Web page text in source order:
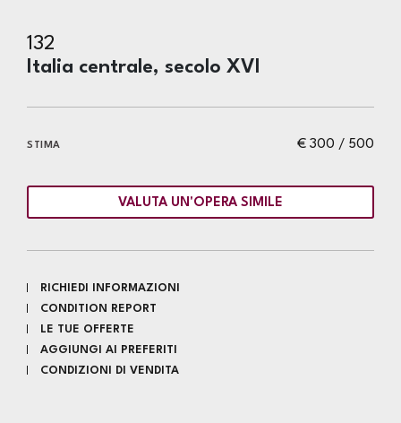
132
Italia centrale, secolo XVI
€ 300 / 500
STIMA
VALUTA UN'OPERA SIMILE
RICHIEDI INFORMAZIONI
CONDITION REPORT
LE TUE OFFERTE
AGGIUNGI AI PREFERITI
CONDIZIONI DI VENDITA